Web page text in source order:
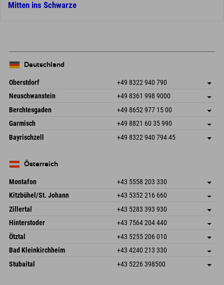
Mitten ins Schwarze
Deutschland
Oberstdorf +49 8322 940 790
An der Breitach 3
Deutschland
Adresse speichern
Buchen
Neuschwanstein +49 8361 998 9000
An der Riese 45
87484 Nesselwang im Allgäu
Deutschland
Adresse speichern
Anreiseinfos
Buchen
Berchtesgaden +49 8652 977 15 00
Hofreitstr. 7
Deutschland
Adresse speichern
Buchen
Garmisch +49 8821 60 35 990
Frickenstraße 22
82490 Farchant
Adresse speichern
Anreiseinfos
Bayrischzell +49 8322 940 794 45
Deutschland
Österreich
Montafon +43 5558 203 330
Dorfstr. 127b
6793 Gaschurn/Montafon
Österreich
Adresse speichern
Buchen
Kitzbühel/St. Johann +43 5352 216 660
Speckbacherstraße 87
6380 St. Johann in Tirol
Österreich
Adresse speichern
Anreiseinfos
Buchen
Zillertal +43 5283 393 930
Schmiedau 2
Österreich
Adresse speichern
Buchen
Hinterstoder +43 7564 204 440
Freizeitpark 10
4573 Hinterstoder
Österreich
Adresse speichern
Anreiseinfos
Buchen
Ötztal +43 5255 206 010
Gscheat 14
Österreich
Adresse speichern
Buchen
Bad Kleinkirchheim +43 4240 213 330
Dorfstraße 24
9546 Bad Kleinkirchheim
Adresse speichern
Anreiseinfos
Stubaital +43 5226 398500